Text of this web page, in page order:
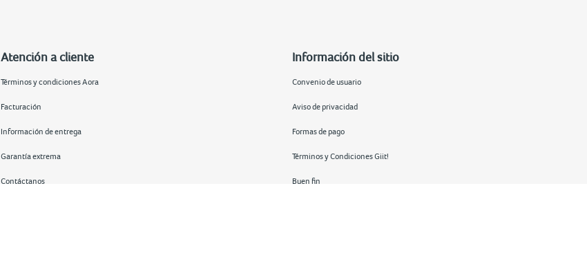
Atención a cliente
Términos y condiciones Aora
Facturación
Información de entrega
Garantía extrema
Contáctanos
Información del sitio
Convenio de usuario
Aviso de privacidad
Formas de pago
Términos y Condiciones Giit!
Buen fin